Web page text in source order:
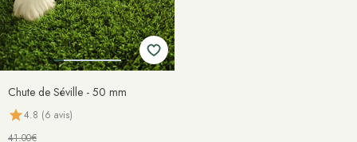
Chute de Séville - 50 mm
4.8 (6 avis)
41.00€